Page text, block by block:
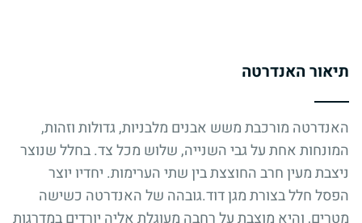
תיאור האנדרטה
האנדרטה מורכבת משש אבנים מלבניות, גדולות וזהות,
המונחות אחת על גבי השנייה, שלוש מכל צד. בחלל שנוצר
ניצבת מעין חרב החוצצת בין שתי הערימות. יחדיו יוצר
הפסל חלל בצורת מגן דוד.גובהה של האנדרטה כשישה